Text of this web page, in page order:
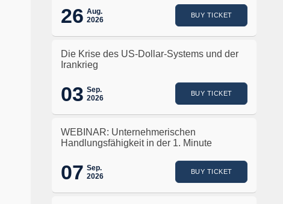
26 Aug.
2026
BUY TICKET
Die Krise des US-Dollar-Systems und der
Irankrieg
03 Sep.
2026
BUY TICKET
WEBINAR: Unternehmerischen
Handlungsfähigkeit in der 1. Minute
07 Sep.
2026
BUY TICKET